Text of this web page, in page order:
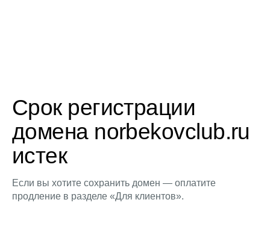
Срок регистрации
домена norbekovclub.ru
истек
Если вы хотите сохранить домен — оплатите
продление в разделе «Для клиентов».